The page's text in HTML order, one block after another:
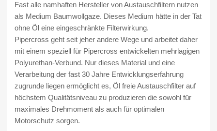
F
S
n
i
c
h
t
f
ü
Fast alle namhaften Hersteller von Austauschfiltern nutzen
als Medium Baumwollgaze. Dieses Medium hätte in der Tat
ohne Öl eine eingeschränkte Filterwirkung.
Pipercross geht seit jeher andere Wege und arbeitet daher
mit einem speziell für Pipercross entwickelten mehrlagigen
Polyurethan-Verbund. Nur dieses Material und eine
Verarbeitung der fast 30 Jahre Entwicklungserfahrung
zugrunde liegen ermöglicht es, Öl freie Austauschfilter auf
höchstem Qualitätsniveau zu produzieren die sowohl für
maximales Drehmoment als auch für optimalen
Motorschutz sorgen.